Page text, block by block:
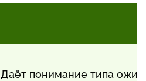
Даёт понимание типа